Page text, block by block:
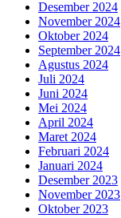
Desember 2024
November 2024
Oktober 2024
September 2024
Agustus 2024
Juli 2024
Juni 2024
Mei 2024
April 2024
Maret 2024
Februari 2024
Januari 2024
Desember 2023
November 2023
Oktober 2023